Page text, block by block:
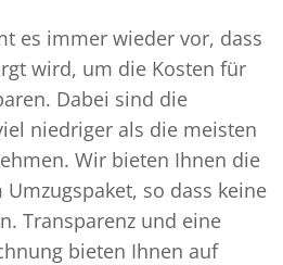
es immer wieder vor, dass
wird, um die Kosten für
Dabei sind die
niedriger als die meisten
Wir bieten Ihnen die
so dass keine
Transparenz und eine
bieten Ihnen auf